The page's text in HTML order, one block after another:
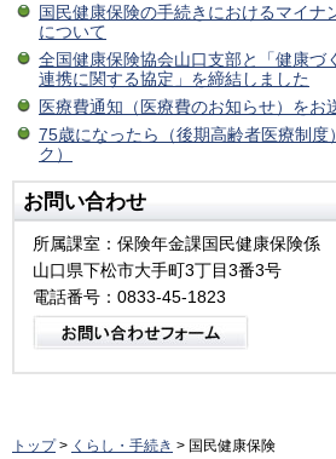
国民健康保険の手続きにおけるマイナ
について
全国健康保険協会山口支部と「健康づ
連携に関する協定」を締結しました
医療費通知（医療費のお知らせ）をお
75歳になったら（後期高齢者医療制度
ク）
お問い合わせ
所属課室：保険年金課国民健康保険係
山口県下松市大手町3丁目3番3号
電話番号：0833-45-1823
トップ> くらし・手続き > 国民健康保険